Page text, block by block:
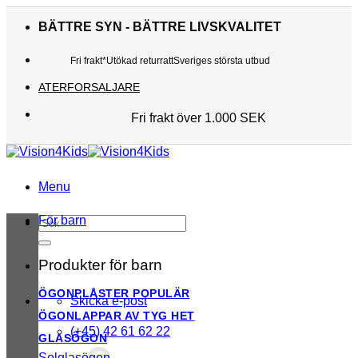
BÄTTRE SYN - BÄTTRE LIVSKVALITET
Fri frakt*Utökad returrattSveriges största utbud
ATERFORSALJARE
Fri frakt över 1.000 SEK
Kunderna älskar oss
Utökad returratt
Sveriges största utbud
Menu
Sök
efter:
Skicka e-post
(+45) 42 61 62 22
För barn
Produkter för barn
ÖGONPLÅSTER
ÖGONLAPPAR AV TYG
GLASÖGON